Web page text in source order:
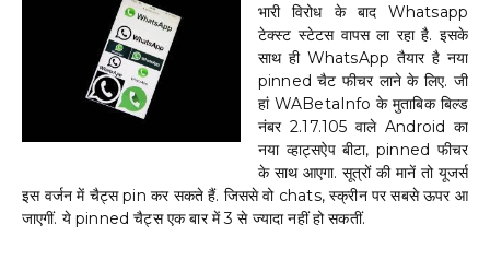
भारी विरोध के बाद Whatsapp
टेक्स्ट स्टेटस वापस ला रहा है. इसके
साथ ही WhatsApp तैयार है नया
pinned चैट फीचर लाने के लिए. जी
हां WABetaInfo के मुताबिक बिल्ड
नंबर 2.1 7.105 वाले Android का
नया व्हाट्सऐप बीटा, pinned फीचर
के साथ आएगा. सूत्रों की मानें तो यूजर्स
इस वर्जन में चैट्स pin कर सकते हैं. जिससे वो chats, स्क्रीन पर सबसे ऊपर आ
जाएगीं. ये pinned चैट्स एक बार में 3 से ज्यादा नहीं हो सकतीं.